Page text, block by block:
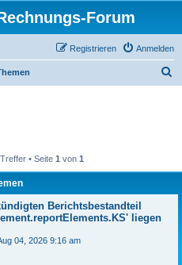
Forum
Anmelden
Registrieren
• Seite 1 von 1
Berichtsbestandteil
liegen
04, 2026 9:16 am